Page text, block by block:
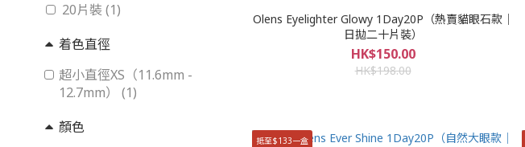
20片裝 (1)
着色直徑
超小直徑XS（11.6mm -
12.7mm） (1)
顏色
Olens Eyelighter Glowy 1Day20P（熱賣貓眼石款｜
日拋二十片裝）
HK$150.00
HK$198.00
抵至$133一盒